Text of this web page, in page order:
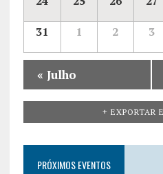
r
h
a
d
r
r
a
i
g
a
t
i
r
i
d
e
e
o
31 1 2 3
« Julho
+ EXPORTAR
PRÓXIMOS EVENTOS